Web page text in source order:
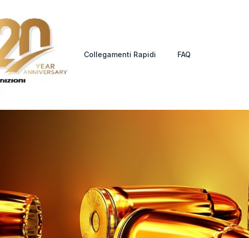
Collegamenti Rapidi FAQ